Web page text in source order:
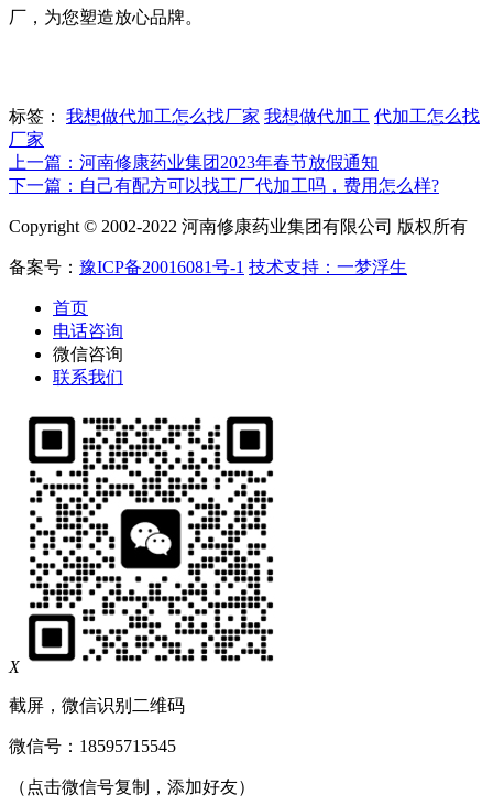
厂，为您塑造放心品牌。
标签： 我想做代加工怎么找厂家 我想做代加工 代加工怎么找
厂家
上一篇：河南修康药业集团2023年春节放假通知
下一篇：自己有配方可以找工厂代加工吗，费用怎么样?
Copyright © 2002-2022 河南修康药业集团有限公司 版权所有
备案号： 豫ICP备20016081号-1 技术支持：一梦浮生
首页
电话咨询
微信咨询
联系我们
X
截屏，微信识别二维码
微信号： 18595715545
（点击微信号复制，添加好友）